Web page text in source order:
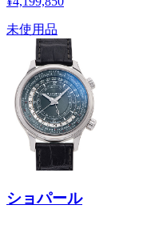
未使用品
ショパール